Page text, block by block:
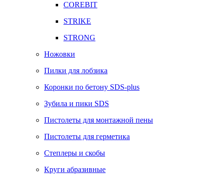
COREBIT
STRIKE
STRONG
Ножовки
Пилки для лобзика
Коронки по бетону SDS-plus
Зубила и пики SDS
Пистолеты для монтажной пены
Пистолеты для герметика
Степлеры и скобы
Круги абразивные